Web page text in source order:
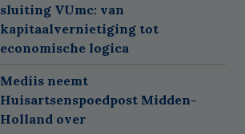
sluiting VUmc: van
kapitaalvernietiging tot
economische logica
Mediis neemt
Huisartsenspoedpost Midden-
Holland over